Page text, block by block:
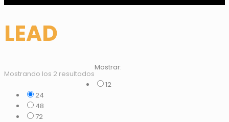
LEAD
Mostrando los 2 resultados
Mostrar:
12
24
48
72